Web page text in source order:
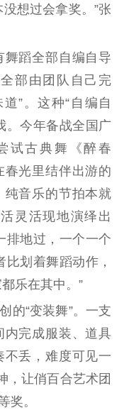
登记服务
文艺创作
服务管理
新闻发布工作备
案管理系统
政工继续教育学
习平台
申报系统
想过会拿奖。”张
蹈全部自编自导
部由团队自己完
”。这种“自编自
。今年备战全国广
试古典舞《醉春
春光里结伴出游的
纯音乐的节拍本就
灵活现地演绎出
排地过，一个一个
划着舞蹈动作，
乐在其中。”
“变装舞”。一支
内完成服装、道具
不丢，难度可见一
，让俏百合艺术团
奖。